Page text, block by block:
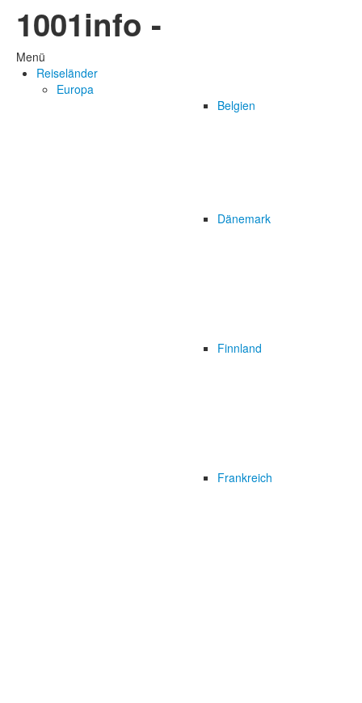
1001info -
Menü
Reiseländer
Europa
Belgien
Dänemark
Finnland
Frankreich